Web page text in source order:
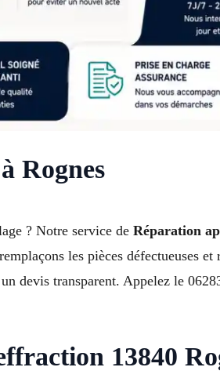
Rognes
? Notre service de Réparation
les pièces défectueuses
devis transparent. Appelez le
13840